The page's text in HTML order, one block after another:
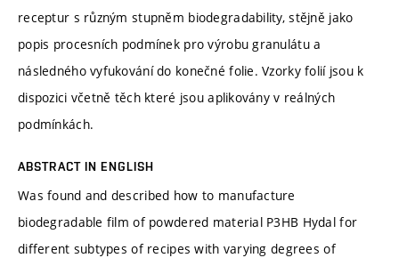
receptur s různým stupněm biodegradability, stějně jako
popis procesních podmínek pro výrobu granulátu a
následného vyfukování do konečné folie. Vzorky folií jsou k
dispozici včetně těch které jsou aplikovány v reálných
podmínkách.
ABSTRACT IN ENGLISH
Was found and described how to manufacture
biodegradable film of powdered material P3HB Hydal for
different subtypes of recipes with varying degrees of